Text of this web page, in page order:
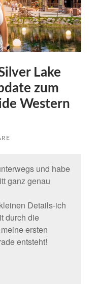
Lake
zum
Western
und habe
ganz genau
Details-ich
durch die
ersten
entsteht!